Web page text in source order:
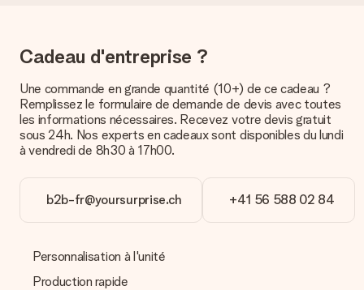
manière votre paquet vous sera livré, merci de bien vouloir
Paiement
Comment puis-je régler ma commande ?
Nous proposons les formes de paiement suivantes : Paypal,
3 jours supplémentaires pour la livraison de votre cadeau en
cas de paiement par virement bancaire.
Réception du cadeau
Que puis-je faire si le cadeau ne me convient pas tout à
fait ?
Nous déplorons le fait que votre cadeau ne vous plaise pas.
Cadeau d'entreprise ?
Une commande en grande quantité (10+) de ce cadeau ?
Remplissez le formulaire de demande de devis avec toutes
les informations nécessaires. Recevez votre devis gratuit
sous 24h. Nos experts en cadeaux sont disponibles du lundi
à vendredi de 8h30 à 17h00.
b2b-fr@yoursurprise.ch +41 56 588 02 84
Personnalisation à l'unité
Production rapide